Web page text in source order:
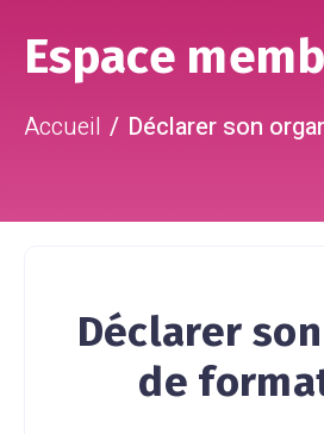
Espace
Accueil Déclarer son
Déclarer
de